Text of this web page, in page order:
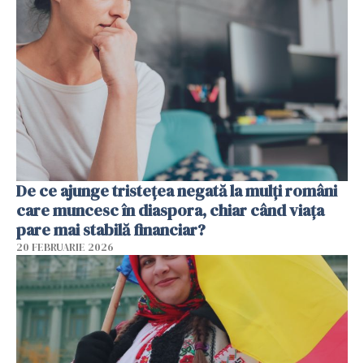
De ce ajunge tristețea negată la mulți români
care muncesc în diaspora, chiar când viața
pare mai stabilă financiar?
20 FEBRUARIE 2026